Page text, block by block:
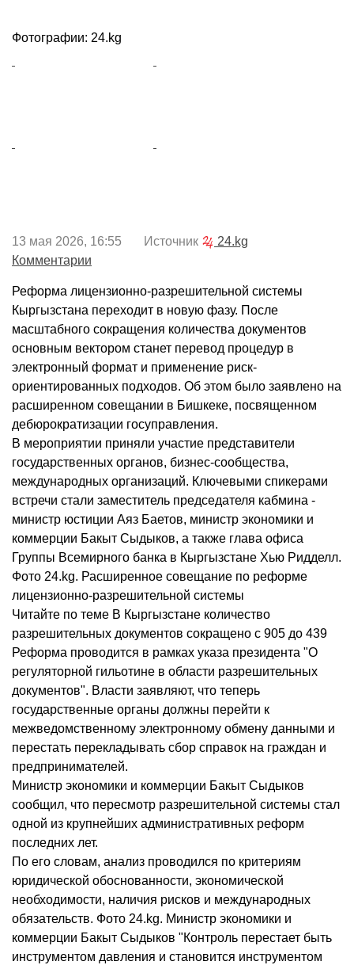
Фотографии: 24.kg
13 мая 2026, 16:55 Источник
24.kg
Комментарии
Реформа лицензионно-разрешительной системы
Кыргызстана переходит в новую фазу. После
масштабного сокращения количества документов
основным вектором станет перевод процедур в
электронный формат и применение риск-
ориентированных подходов. Об этом было заявлено на
расширенном совещании в Бишкеке, посвященном
дебюрократизации госуправления.
В мероприятии приняли участие представители
государственных органов, бизнес-сообщества,
международных организаций. Ключевыми спикерами
встречи стали заместитель председателя кабмина -
министр юстиции Аяз Баетов, министр экономики и
коммерции Бакыт Сыдыков, а также глава офиса
Группы Всемирного банка в Кыргызстане Хью Ридделл.
Фото 24.kg. Расширенное совещание по реформе
лицензионно-разрешительной системы
Читайте по теме В Кыргызстане количество
разрешительных документов сокращено с 905 до 439
Реформа проводится в рамках указа президента "О
регуляторной гильотине в области разрешительных
документов". Власти заявляют, что теперь
государственные органы должны перейти к
межведомственному электронному обмену данными и
перестать перекладывать сбор справок на граждан и
предпринимателей.
Министр экономики и коммерции Бакыт Сыдыков
сообщил, что пересмотр разрешительной системы стал
одной из крупнейших административных реформ
последних лет.
По его словам, анализ проводился по критериям
юридической обоснованности, экономической
необходимости, наличия рисков и международных
обязательств. Фото 24.kg. Министр экономики и
коммерции Бакыт Сыдыков "Контроль перестает быть
инструментом давления и становится инструментом